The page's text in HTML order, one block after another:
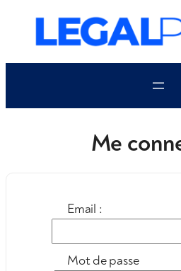
contenu
Me
Email :
Mot de passe